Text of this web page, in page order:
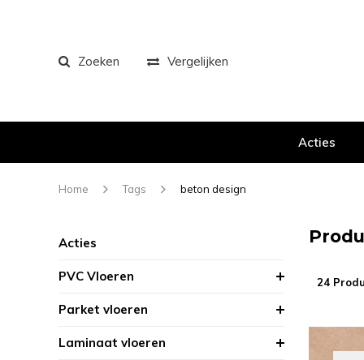
Zoeken Vergelijken
Acties
Home Tags beton design
Acties
PVC Vloeren
Parket vloeren
Laminaat vloeren
24